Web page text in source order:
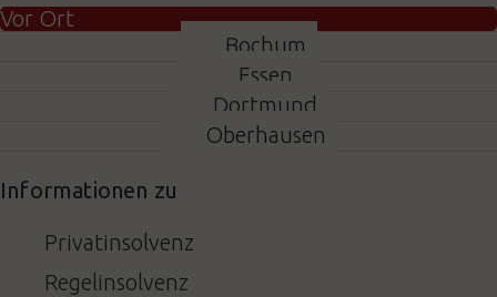
Vor Ort
Bochum
Essen
Dortmund
Oberhausen
Informationen zu
Privatinsolvenz
Regelinsolvenz